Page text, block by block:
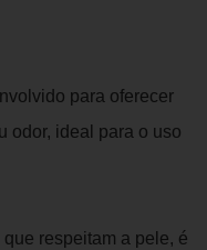
para oferecer
odor, ideal para o uso
respeitam a pele, é